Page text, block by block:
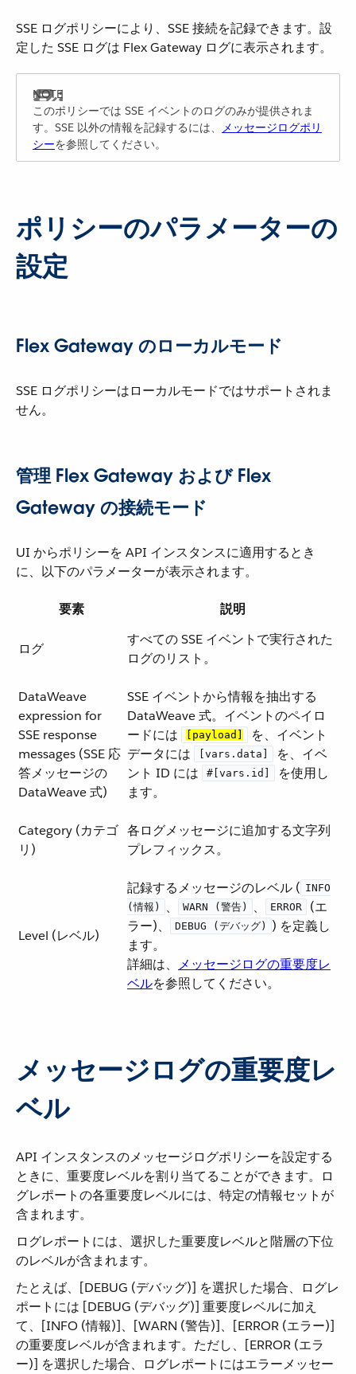
SSE ログポリシーにより、SSE 接続を記録できます。設
定した SSE ログは Flex Gateway ログに表示されます。
このポリシーでは SSE イベントのログのみが提供されま
す。SSE 以外の情報を記録するには、
メッセージログポリ
シーを参照してください。
ポリシーのパラメーターの
設定
Flex Gateway のローカルモード
SSE ログポリシーはローカルモードではサポートされま
せん。
管理 Flex Gateway および Flex
Gateway の接続モード
UI からポリシーを API インスタンスに適用するとき
に、以下のパラメーターが表示されます。
要素 説明
ログ
すべての SSE イベントで実行された
ログのリスト。
DataWeave
expression for
SSE response
messages (SSE 応
答メッセージの
DataWeave 式)
SSE イベントから情報を抽出する
DataWeave 式。イベントのペイロ
ードには ​
[payload]
​ を、イベント
データには ​
[vars.data]
​ を、イベ
ント ID には ​
#[vars.id]
​ を使用し
ます。
Category (カテゴ
リ)
各ログメッセージに追加する文字列
プレフィックス。
Level (レベル)
記録するメッセージのレベル (​ INFO
(情報)
​、​ WARN (警告) ​、​ ERROR
​ (エ
ラー)、​
DEBUG (デバッグ)
​) を定義し
ます。
詳細は、​ メッセージログの重要度レ
ベル​を参照してください。
メッセージログの重要度レ
ベル
API インスタンスのメッセージログポリシーを設定する
ときに、重要度レベルを割り当てることができます。ロ
グレポートの各重要度レベルには、特定の情報セットが
含まれます。
ログレポートには、選択した重要度レベルと階層の下位
のレベルが含まれます。
たとえば、[DEBUG (デバッグ)] を選択した場合、ログレ
ポートには [DEBUG (デバッグ)] 重要度レベルに加え
て、[INFO (情報)]、[WARN (警告)]、[ERROR (エラー)]
の重要度レベルが含まれます。ただし、[ERROR (エラ
ー)] を選択した場合、ログレポートにはエラーメッセー